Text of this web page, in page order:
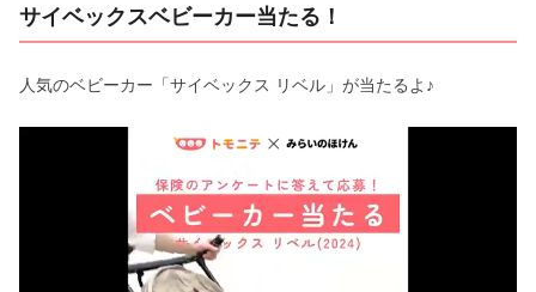
サイベックスベビーカー当たる！
人気のベビーカー「サイベックス リベル」が当たるよ♪